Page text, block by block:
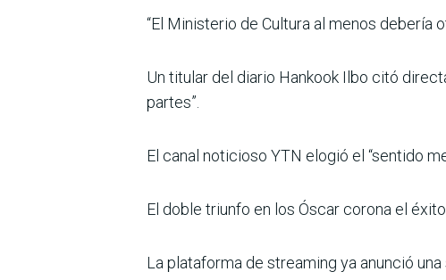
“El Ministerio de Cultura al menos debería
Un titular del diario Hankook Ilbo citó
partes”.
El canal noticioso YTN elogió el “sentido
El doble triunfo en los Óscar corona el
La plataforma de streaming ya anunció